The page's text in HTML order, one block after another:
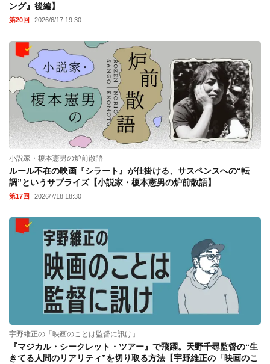
ング』後編】
第20回 2026/6/17 19:30
小説家・榎本憲男の炉前散語
ルール不在の映画『シラート』が仕掛ける、サスペンスへの“転
調”というサプライズ【小説家・榎本憲男の炉前散語】
第17回 2026/7/18 18:30
宇野維正の「映画のことは監督に訊け」
『マジカル・シークレット・ツアー』で飛躍。天野千尋監督の“生
きてる人間のリアリティ”を切り取る方法【宇野維正の「映画のこ